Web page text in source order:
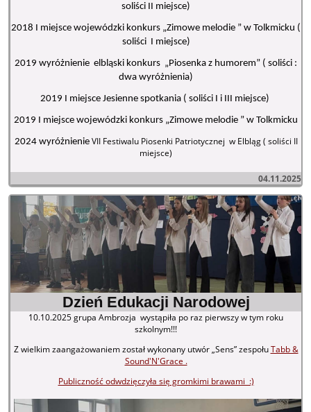
soliści II miejsce)
2018 I miejsce wojewódzki konkurs „Zimowe melodie ” w Tolkmicku (
soliści I miejsce)
2019 wyróżnienie elbląski konkurs „Piosenka z humorem” ( soliści :
dwa wyróżnienia)
2019 I miejsce Jesienne spotkania ( soliści I i III miejsce)
2019 I miejsce wojewódzki konkurs „Zimowe melodie ” w Tolkmicku
2024 wyróżnienieVII Festiwalu Piosenki Patriotycznej w Elbląg ( soliści II
miejsce)
04.11.2025
Dzień Edukacji Narodowej
10.10.2025 grupa Ambrozja wystąpiła po raz pierwszy w tym roku
szkolnym!!!
Z wielkim zaangażowaniem został wykonany utwór „Sens” zespołuTabb &
Sound'N'Grace .
Publiczność odwdzięczyła się gromkimi brawami :)